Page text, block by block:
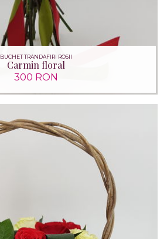
BUCHET TRANDAFIRI ROSII
Carmin floral
300 RON